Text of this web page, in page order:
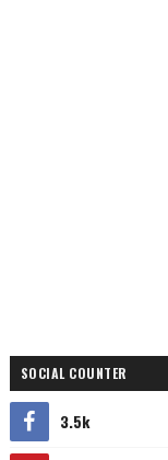
SOCIAL COUNTER
3.5k